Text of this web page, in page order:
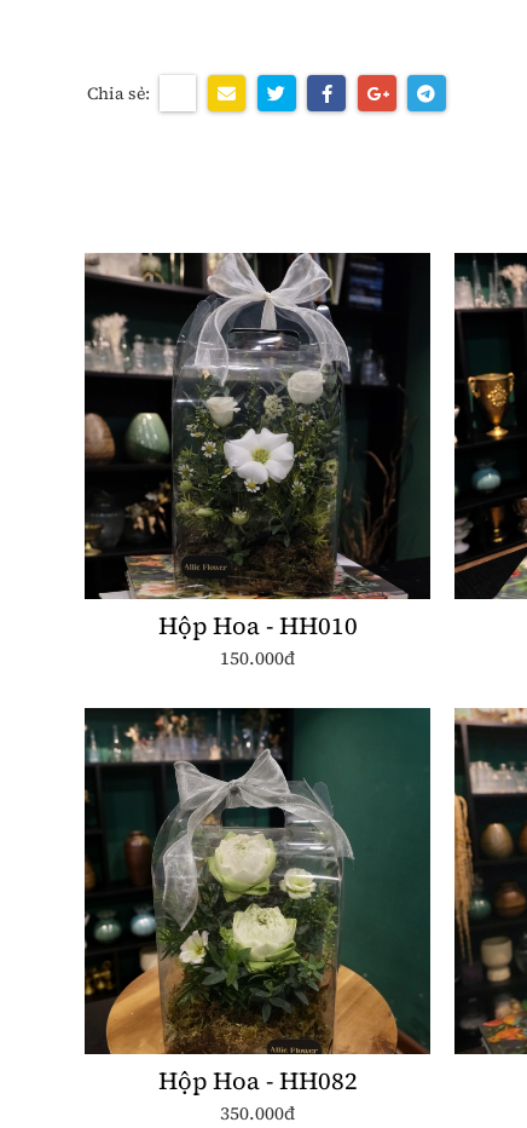
Chia sẻ:
Hộp Hoa - HH010
150.000đ
Hộp Hoa - HH082
350.000đ